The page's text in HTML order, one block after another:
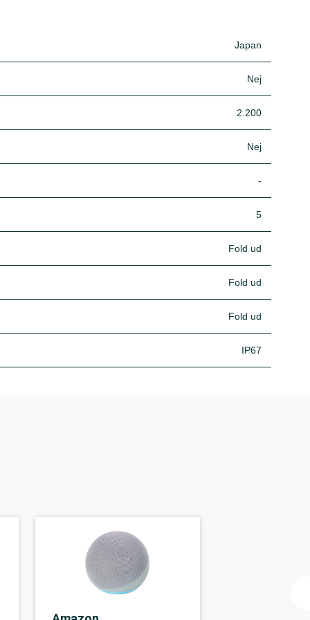
Japan
Nej
2.200
Nej
-
5
Fold ud
Fold ud
Fold ud
IP67